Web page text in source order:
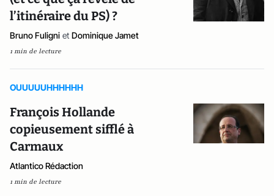
l’itinéraire du PS) ?
Bruno Fuligni et Dominique Jamet
1 min de lecture
OUUUUUHHHHHH
François Hollande
copieusement sifflé à
Carmaux
Atlantico Rédaction
1 min de lecture